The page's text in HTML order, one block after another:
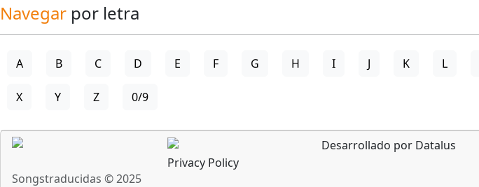
Navegar por letra
A B C D E F G H I J K L
X Y Z 0/9
Songstraducidas © 2025
Desarrollado por Datalus
Privacy Policy